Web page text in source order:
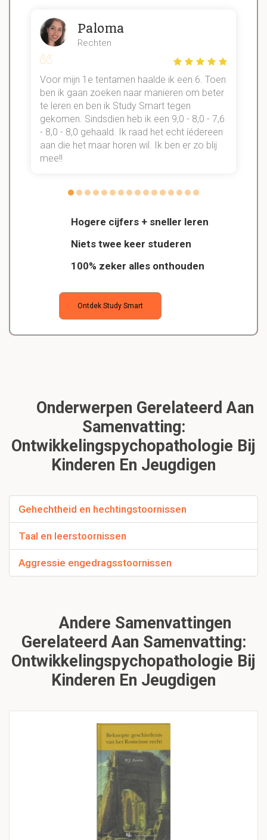
Hogere cijfers + sneller leren
Niets twee keer studeren
100% zeker alles onthouden
Ontdek Study Smart
Paloma
Rechten
Voor mijn 1e tentamen haalde ik een 6. Toen
ben ik gaan zoeken naar manieren om beter
te leren en ben ik Study Smart tegen
gekomen. Sindsdien heb ik een 9,0 - 8,0 - 7,6
- 8,0 - 8,0 gehaald. Ik raad het echt íédereen
aan die het maar horen wil. Ik ben er zo blij
mee!!
Onderwerpen Gerelateerd Aan
Samenvatting:
Ontwikkelingspychopathologie Bij
Kinderen En Jeugdigen
Gehechtheid en hechtingstoornissen
Taal en leerstoornissen
Aggressie engedragsstoornissen
Andere Samenvattingen
Gerelateerd Aan Samenvatting:
Ontwikkelingspychopathologie Bij
Kinderen En Jeugdigen